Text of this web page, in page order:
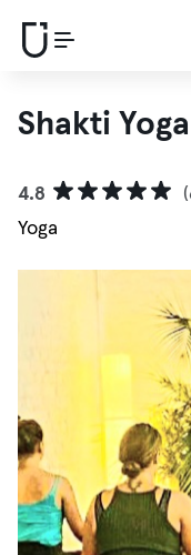
Shakti
4.8
Yoga